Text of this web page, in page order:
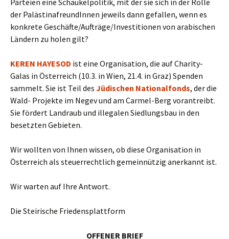
Parteien eine Schaukelpolitik, mit der sie sich in der Rolle
der PalästinafreundInnen jeweils dann gefallen, wenn es
konkrete Geschäfte/Aufträge/Investitionen von arabischen
Ländern zu holen gilt?
KEREN HAYESOD ist eine Organisation, die auf Charity-
Galas in Österreich (10.3. in Wien, 21.4. in Graz) Spenden
sammelt. Sie ist Teil des Jüdischen Nationalfonds, der die
Wald- Projekte im Negev und am Carmel-Berg vorantreibt.
Sie fördert Landraub und illegalen Siedlungsbau in den
besetzten Gebieten.
Wir wollten von Ihnen wissen, ob diese Organisation in
Österreich als steuerrechtlich gemeinnützig anerkannt ist.
Wir warten auf Ihre Antwort.
Die Steirische Friedensplattform
OFFENER BRIEF